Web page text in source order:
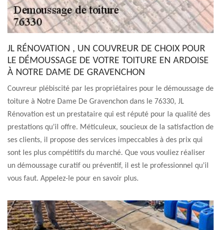
JL RÉNOVATION , UN COUVREUR DE CHOIX POUR
LE DÉMOUSSAGE DE VOTRE TOITURE EN ARDOISE
À NOTRE DAME DE GRAVENCHON
Couvreur plébiscité par les propriétaires pour le démoussage de
toiture à Notre Dame De Gravenchon dans le 76330, JL
Rénovation est un prestataire qui est réputé pour la qualité des
prestations qu’il offre. Méticuleux, soucieux de la satisfaction de
ses clients, il propose des services impeccables à des prix qui
sont les plus compétitifs du marché. Que vous vouliez réaliser
un démoussage curatif ou préventif, il est le professionnel qu’il
vous faut. Appelez-le pour en savoir plus.